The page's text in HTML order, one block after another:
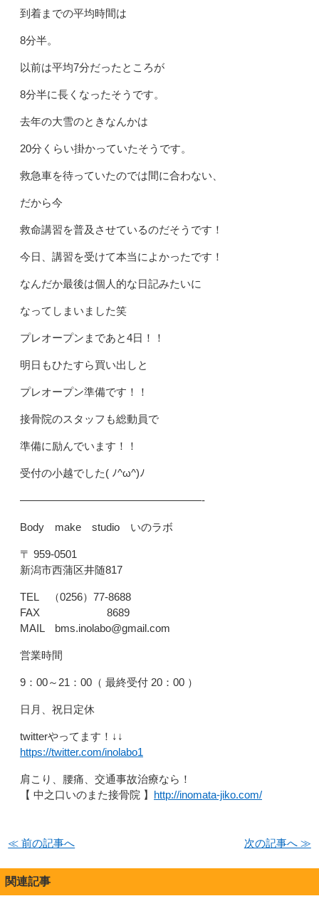
到着までの平均時間は
8分半。
以前は平均7分だったところが
8分半に長くなったそうです。
去年の大雪のときなんかは
20分くらい掛かっていたそうです。
救急車を待っていたのでは間に合わない、
だから今
救命講習を普及させているのだそうです！
今日、講習を受けて本当によかったです！
なんだか最後は個人的な日記みたいに
なってしまいました笑
プレオープンまであと4日！！
明日もひたすら買い出しと
プレオープン準備です！！
接骨院のスタッフも総動員で
準備に励んでいます！！
受付の小越でした( ﾉ^ω^)ﾉ
—————————————————-
Body make studio いのラボ
〒 959-0501
新潟市西蒲区井随817
TEL （0256）77-8688
FAX 8689
MAIL bms.inolabo@gmail.com
営業時間
9：00～21：00（ 最終受付 20：00 ）
日月、祝日定休
twitterやってます！↓↓
https://twitter.com/inolabo1
肩こり、腰痛、交通事故治療なら！
【 中之口いのまた接骨院 】 http://inomata-jiko.com/
≪ 前の記事へ 次の記事へ ≫
関連記事